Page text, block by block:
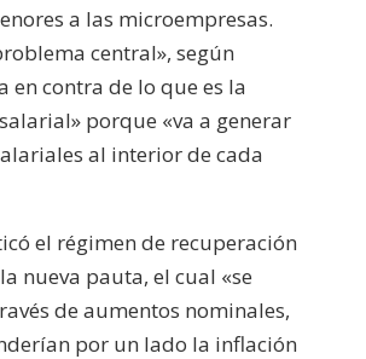
a las microempresas.
central», según
en contra de lo que es la
porque «va a generar
al interior de cada
el régimen de recuperación
nueva pauta, el cual «se
de aumentos nominales,
por un lado la inflación